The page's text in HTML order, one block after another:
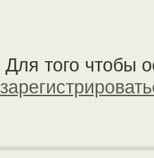
Для того чтобы